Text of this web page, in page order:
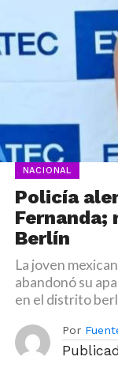
NACIONAL
Policía
Fernanda;
Berlín
La joven
abandonó su
en el distrito
Por